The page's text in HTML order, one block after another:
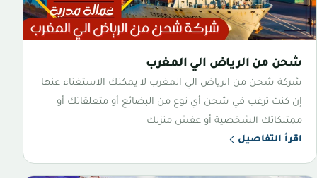
شحن من الرياض الي المغرب
شركة شحن من الرياض الي المغرب لا يمكنك الاستغناء عنها
إن كنت ترغب في شحن أي نوع من البضائع أو متعلقاتك أو
ممتلكاتك الشخصية أو عفش منزلك
اقرأ التفاصيل